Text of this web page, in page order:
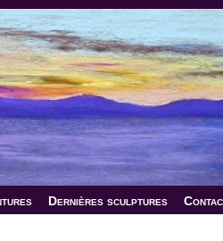
Dernières sculptures